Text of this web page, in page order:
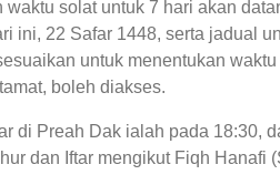
solat untuk 7 hari akan
ini, 22 Safar 1448, serta jadual
untuk menentukan
boleh diakses.
di Preah Dak ialah pada
dan Iftar mengikut Fiqh